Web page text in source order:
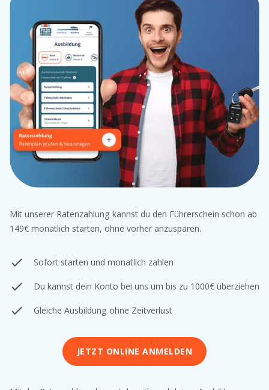
Mit unserer Ratenzahlung kannst du den Führerschein schon ab
149€ monatlich starten, ohne vorher anzusparen.
Sofort starten und monatlich zahlen
Du kannst dein Konto bei uns um bis zu 1000€ überziehen
Gleiche Ausbildung ohne Zeitverlust
JETZT ONLINE ANMELDEN